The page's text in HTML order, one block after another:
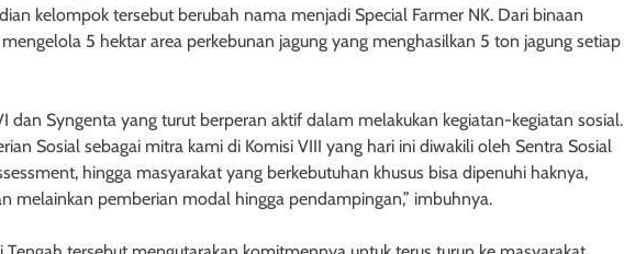
kelompok tersebut berubah nama menjadi Special Farmer NK. Dari binaan
5 hektar area perkebunan jagung yang menghasilkan 5 ton jagung setiap
dan Syngenta yang turut berperan aktif dalam melakukan kegiatan-kegiatan sosial.
Sosial sebagai mitra kami di Komisi VIII yang hari ini diwakili oleh Sentra Sosial
hingga masyarakat yang berkebutuhan khusus bisa dipenuhi haknya,
melainkan pemberian modal hingga pendampingan,” imbuhnya.